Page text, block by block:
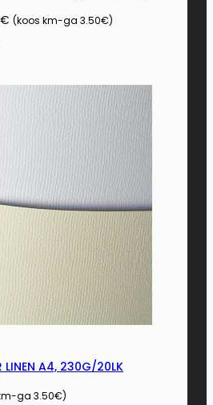
€ Price
3.99€
(koos km-ga 3.50€)
This
multiple
variants.
options
may
be
chosen
on
the
product
page
LINEN A4, 230G/20LK
ga 3.50€)